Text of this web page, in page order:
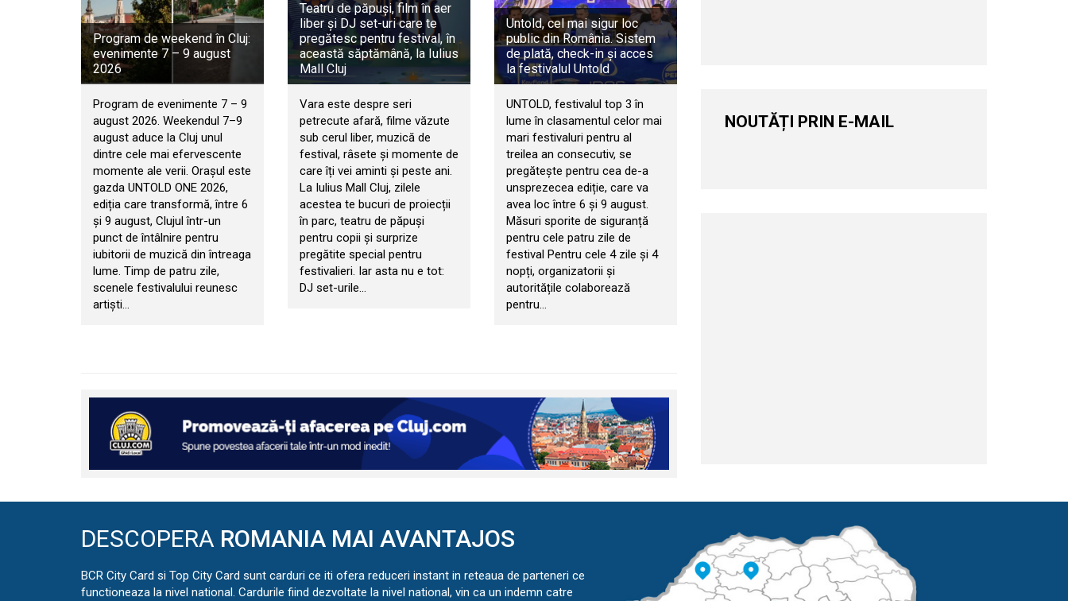
Program de weekend în Cluj:
evenimente 7 – 9 august
2026
Program de evenimente 7 – 9
august 2026. Weekendul 7–9
august aduce la Cluj unul
dintre cele mai efervescente
momente ale verii. Orașul este
gazda UNTOLD ONE 2026,
ediția care transformă, între 6
și 9 august, Clujul într-un
punct de întâlnire pentru
iubitorii de muzică din întreaga
lume. Timp de patru zile,
scenele festivalului reunesc
artiști…
Teatru de păpuși, film în aer
liber și DJ set-uri care te
pregătesc pentru festival, în
această săptămână, la Iulius
Mall Cluj
Vara este despre seri
petrecute afară, filme văzute
sub cerul liber, muzică de
festival, râsete și momente de
care îți vei aminti și peste ani.
La Iulius Mall Cluj, zilele
acestea te bucuri de proiecții
în parc, teatru de păpuși
pentru copii și surprize
pregătite special pentru
festivalieri. Iar asta nu e tot:
DJ set-urile…
Untold, cel mai sigur loc
public din România. Sistem
de plată, check-in și acces
la festivalul Untold
UNTOLD, festivalul top 3 în
lume în clasamentul celor mai
mari festivaluri pentru al
treilea an consecutiv, se
pregătește pentru cea de-a
unsprezecea ediție, care va
avea loc între 6 și 9 august.
Măsuri sporite de siguranță
pentru cele patru zile de
festival Pentru cele 4 zile și 4
nopți, organizatorii și
autoritățile colaborează
pentru…
NOUTĂȚI PRIN E-MAIL
DESCOPERA ROMANIA MAI AVANTAJOS
BCR City Card si Top City Card sunt carduri ce iti ofera reduceri instant in reteaua de parteneri ce
functioneaza la nivel national. Cardurile fiind dezvoltate la nivel national, vin ca un indemn catre